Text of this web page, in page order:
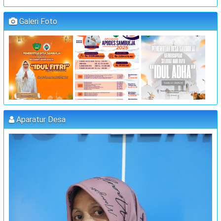
Waktu
Lokasi : Kantor Desa Sambueja
Koordinator : JUFRI (SEKDES SAMBUEJA)
"MUSYAWARAH DESA"
Waktu : 25 Juli 2023 09:00:00
Lokasi : Kantor Desa Sambueja
Koordinator : MUHAMMAD AGUS, S.Pd (kETUA BPD)
PELATIHAN FORUM DISABILITAS T.A 2023
31 Juli 2023 09:00:00
: JUFRI (SEKDES SAMBUEJA)
MUSRENBANG DESA
: 20 September 2023 13:00:00
Galeri Foto
Aparatur Desa